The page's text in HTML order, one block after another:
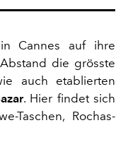
in Cannes auf ihre
die grösste
auch etablierten
. Hier findet sich
Taschen, Rochas-